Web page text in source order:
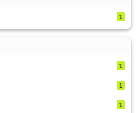
1
1
1
1